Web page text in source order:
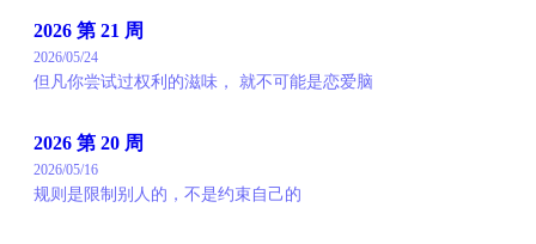
2026 第 21 周
2026/05/24
但凡你尝试过权利的滋味， 就不可能是恋爱脑
2026 第 20 周
2026/05/16
规则是限制别人的，不是约束自己的